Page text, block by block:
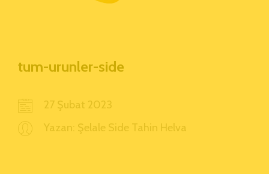
tum-urunler-side
27 Şubat 2023
Yazan: Şelale Side Tahin Helva